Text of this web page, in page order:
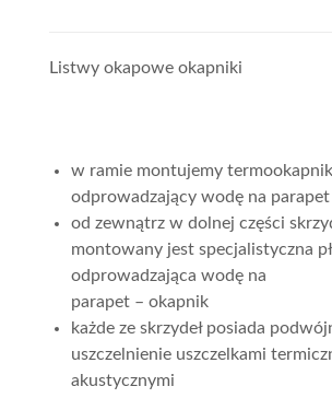
Listwy okapowe okapniki
w ramie montujemy
odprowadzający wodę na parapet
od zewnątrz w dolnej części
montowany jest specjalistyczna
odprowadzająca wodę na
parapet – okapnik
każde ze skrzydeł posiada
uszczelnienie uszczelkami
akustycznymi